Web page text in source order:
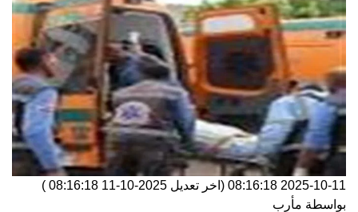
2025-10-11 08:16:18 (اخر تعديل 2025-10-11 08:16:18
)
بواسطة مأرب